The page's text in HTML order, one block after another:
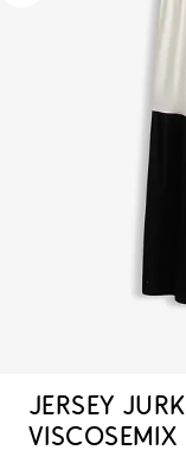
JERSEY
VISCOSEMIX